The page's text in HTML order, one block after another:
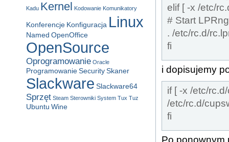
elif [ -x /etc/
# Start
. /etc/rc.d/
fi
i dopisujemy
if [ -x /etc/
/etc/rc.d/
fi
Po ponownym
Kadu Kernel Kodowanie Komunikatory
Konferencje Konfiguracja Linux
Named OpenOffice
OpenSource
Oprogramowanie Oracle
ProgramowanieSecuritySkaner
Slackware Slackware64
Sprzęt Steam Sterowniki System Tux Tuz
Ubuntu Wine